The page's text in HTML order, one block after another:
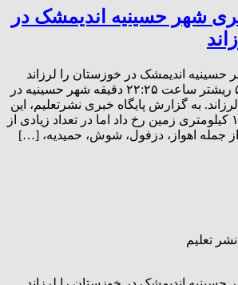
۵.۴ ریشتری شهر حسینیه اندیمشک در
شهر حسینیه اندیمشک در خوزستان را لرزاند
زلزله ای به بزرگی ۵.۴ ریشتر ساعت ۲۲:۲۵ دقیقه شهر حسینیه در
به گزارش پایگاه خبری نشرتعلیم، این
زلزله شدید در عمق ۱۵ کیلومتری زمین رخ داد اما در تعداد زیادی از
جمله اهواز، دزفول، شوش، حمیدیه، […]
تعلیم